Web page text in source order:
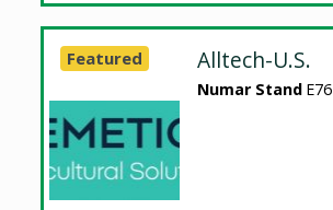
Alltech-U.S.
Numar Stand E76
Featured